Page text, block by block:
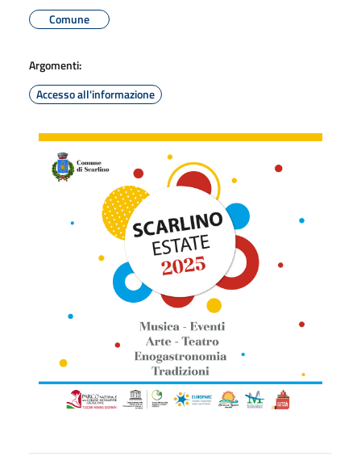
Comune
Argomenti:
Accesso all'informazione